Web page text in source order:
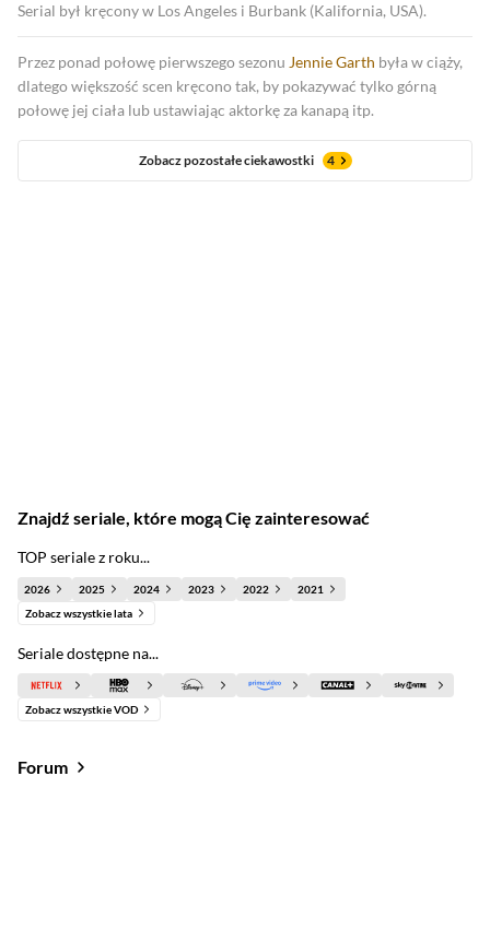
Serial był kręcony w Los Angeles i Burbank (Kalifornia, USA).
Przez ponad połowę pierwszego sezonu Jennie Garth była w ciąży,
dlatego większość scen kręcono tak, by pokazywać tylko górną
połowę jej ciała lub ustawiając aktorkę za kanapą itp.
Zobacz pozostałe ciekawostki 4
Znajdź seriale, które mogą Cię zainteresować
TOP seriale z roku...
2026 2025 2024 2023 2022
2021
Zobacz wszystkie lata
Seriale dostępne na...
Zobacz wszystkie VOD
Forum